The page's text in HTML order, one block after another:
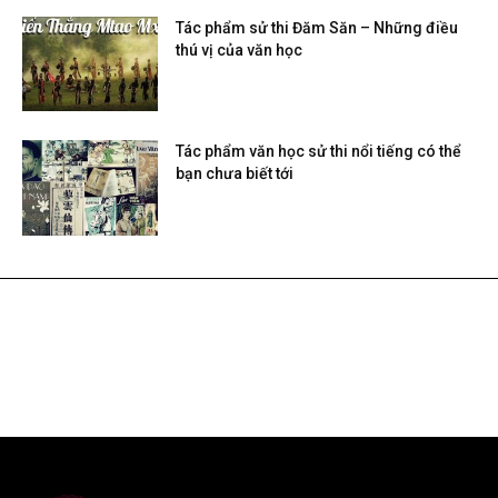
Tác phẩm sử thi Đăm Săn – Những điều
thú vị của văn học
Tác phẩm văn học sử thi nổi tiếng có thể
bạn chưa biết tới